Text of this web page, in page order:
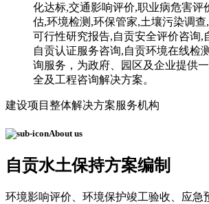
建设项目整体解决方案服务机构
About us
自贡水土保持方案编制
环境影响评价、环境保护竣工验收、应急